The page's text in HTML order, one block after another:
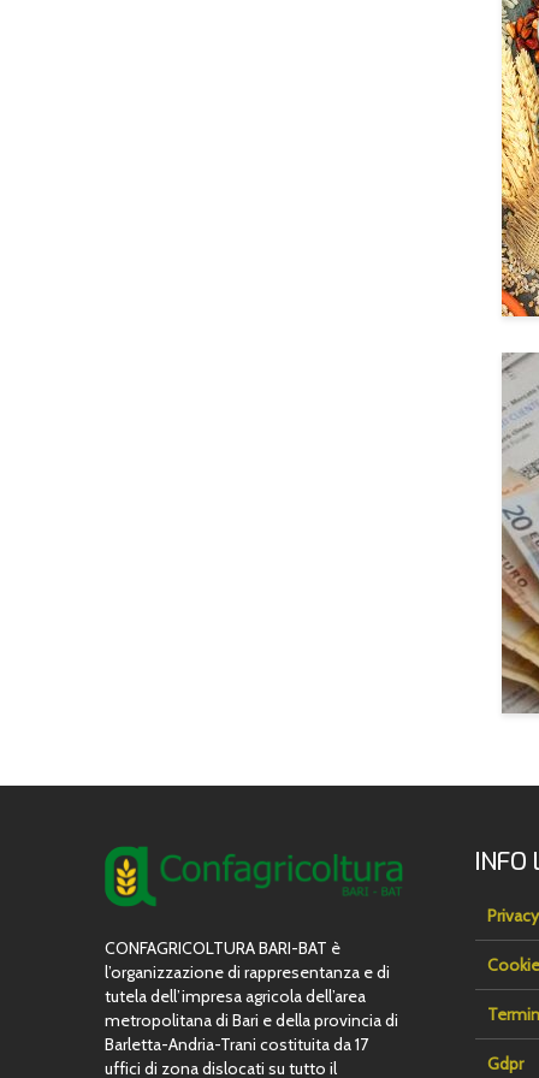
CONFAGRICOLTURA BARI-BAT è
l’organizzazione di rappresentanza e di
tutela dell’impresa agricola dell’area
metropolitana di Bari e della provincia di
Barletta-Andria-Trani costituita da 17
uffici di zona dislocati su tutto il
INFO
Gdpr